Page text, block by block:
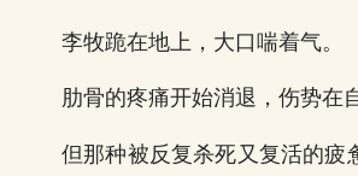
李牧跪在地上，大口喘着气。
肋骨的疼痛开始消退，伤势在
但那种被反复杀死又复活的疲